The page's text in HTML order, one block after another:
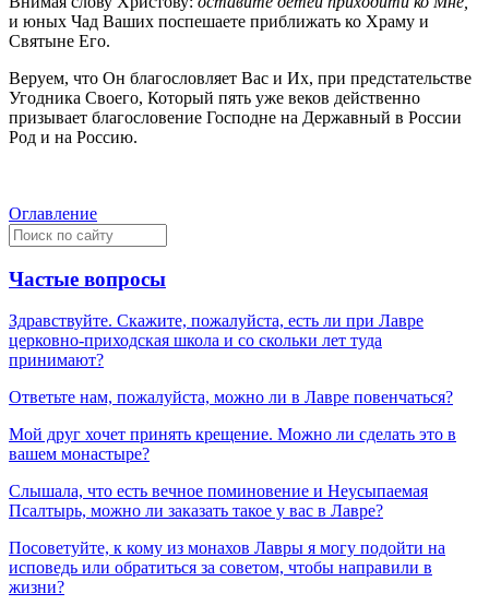
и юных Чад Ваших поспешаете приближать ко Храму и
Святыне Его.
Веруем, что Он благословляет Вас и Их, при предстательстве
Угодника Своего, Который пять уже веков действенно
призывает благословение Господне на Державный в России
Род и на Россию.
Оглавление
Частые вопросы
Здравствуйте. Скажите, пожалуйста, есть ли при Лавре
церковно-приходская школа и со скольки лет туда
принимают?
Ответьте нам, пожалуйста, можно ли в Лавре повенчаться?
Мой друг хочет принять крещение. Можно ли сделать это в
вашем монастыре?
Слышала, что есть вечное поминовение и Неусыпаемая
Псалтырь, можно ли заказать такое у вас в Лавре?
Посоветуйте, к кому из монахов Лавры я могу подойти на
исповедь или обратиться за советом, чтобы направили в
жизни?